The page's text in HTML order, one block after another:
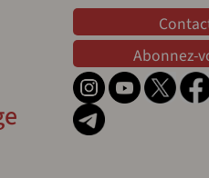
Abonnez-